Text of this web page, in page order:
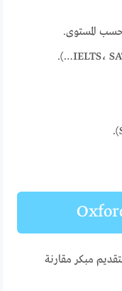
حسب المستوى.
مبكر مقارنة